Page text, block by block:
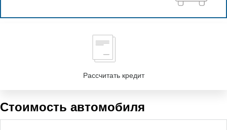
Рассчитать кредит
Стоимость автомобиля